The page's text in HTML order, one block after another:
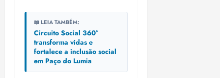
📖 LEIA TAMBÉM:
Circuito Social 360°
transforma vidas e
fortalece a inclusão social
em Paço do Lumia